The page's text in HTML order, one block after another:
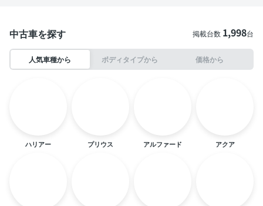
中古車を探す 掲載台数 1,998台
人気車種から ボディタイプから 価格から
ハリアー プリウス アルファード アクア